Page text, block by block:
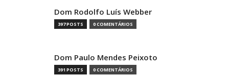
Dom Rodolfo Luís Webber
397 POSTS 0 COMENTÁRIOS
Dom Paulo Mendes Peixoto
391 POSTS 0 COMENTÁRIOS